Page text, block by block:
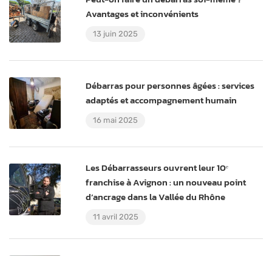
Avantages et inconvénients
13 juin 2025
Débarras pour personnes âgées : services
adaptés et accompagnement humain
16 mai 2025
Les Débarrasseurs ouvrent leur 10ᵉ
franchise à Avignon : un nouveau point
d’ancrage dans la Vallée du Rhône
11 avril 2025